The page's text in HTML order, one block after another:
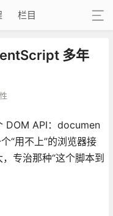
栏目
多年
DOM API：documen
“用不上”的浏览器接
专治那种“这个脚本到